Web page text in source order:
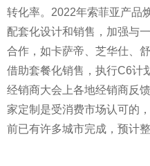
转化率。2022年索菲亚产品
配套化设计和销售，加强与
合作，如卡萨帝、芝华仕、
借助套餐化销售，执行C6计
经销商大会上各地经销商反
家定制是受消费市场认可的
前已有许多城市完成，预计